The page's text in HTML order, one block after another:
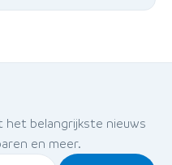
belangrijkste nieuws
en meer.